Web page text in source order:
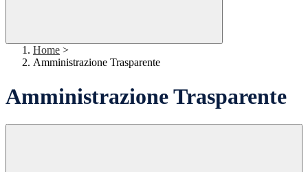
Home >
Amministrazione Trasparente
Amministrazione Trasparente